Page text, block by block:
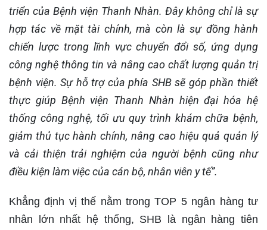
triển của Bệnh viện Thanh Nhàn. Đây không chỉ là sự
hợp tác về mặt tài chính, mà còn là sự đồng hành
chiến lược trong lĩnh vực chuyển đổi số, ứng dụng
công nghệ thông tin và nâng cao chất lượng quản trị
bệnh viện. Sự hỗ trợ của phía SHB sẽ góp phần thiết
thực giúp Bệnh viện Thanh Nhàn hiện đại hóa hệ
thống công nghệ, tối ưu quy trình khám chữa bệnh,
giảm thủ tục hành chính, nâng cao hiệu quả quản lý
và cải thiện trải nghiệm của người bệnh cũng như
điều kiện làm việc của cán bộ, nhân viên y tế”.
Khẳng định vị thế nằm trong TOP 5 ngân hàng tư
nhân lớn nhất hệ thống, SHB là ngân hàng tiên